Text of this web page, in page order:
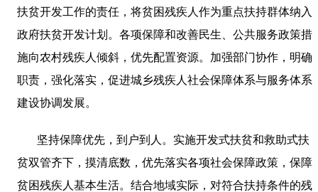
扶贫开发工作的责任，将贫困残疾人作为重点扶持群体纳入
政府扶贫开发计划。各项保障和改善民生、公共服务政策措
施向农村残疾人倾斜，优先配置资源。加强部门协作，明确
职责，强化落实，促进城乡残疾人社会保障体系与服务体系
建设协调发展。
坚持保障优先，到户到人。实施开发式扶贫和救助式扶
贫双管齐下，摸清底数，优先落实各项社会保障政策，保障
贫困残疾人基本生活。结合地域实际，对符合扶持条件的残